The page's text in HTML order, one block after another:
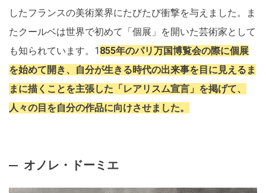
したフランスの美術業界にたびたび衝撃を与えました。ま
たクールベは世界で初めて「個展」を開いた芸術家として
も知られています。1855年のパリ万国博覧会の際に個展
を始めて開き、自分が生きる時代の出来事を目に見えるま
まに描くことを主張した「レアリスム宣言」を掲げて、
人々の目を自分の作品に向けさせました。
オノレ・ドーミエ